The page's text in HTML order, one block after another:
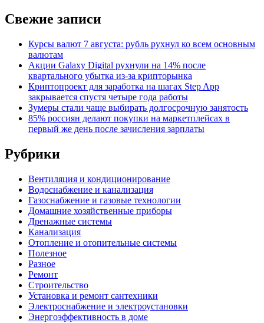
Свежие записи
Курсы валют 7 августа: рубль рухнул ко всем основным
валютам
Акции Galaxy Digital рухнули на 14% после
квартального убытка из-за крипторынка
Криптопроект для заработка на шагах Step App
закрывается спустя четыре года работы
Зумеры стали чаще выбирать долгосрочную занятость
85% россиян делают покупки на маркетплейсах в
первый же день после зачисления зарплаты
Рубрики
Вентиляция и кондиционирование
Водоснабжение и канализация
Газоснабжение и газовые технологии
Домашние хозяйственные приборы
Дренажные системы
Канализация
Отопление и отопительные системы
Полезное
Разное
Ремонт
Строительство
Установка и ремонт сантехники
Электроснабжение и электроустановки
Энергоэффективность в доме